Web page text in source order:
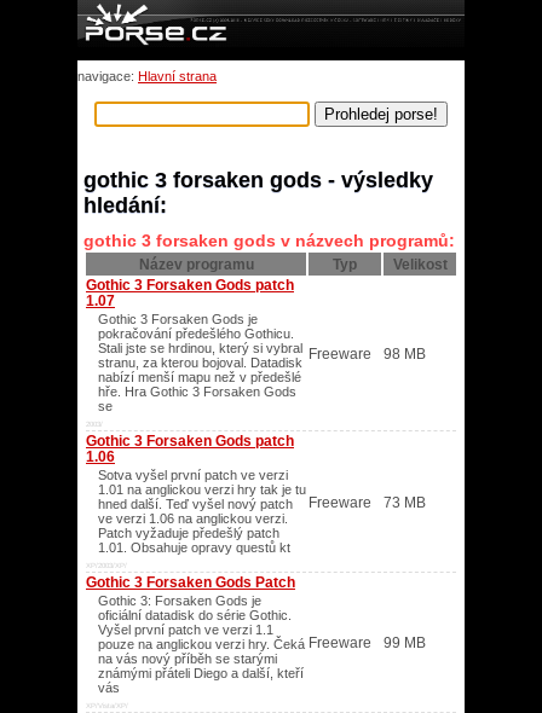
navigace: Hlavní strana
gothic 3 forsaken gods - výsledky
hledání:
gothic 3 forsaken gods v názvech programů:
Název programu Typ
Velikost
Gothic 3 Forsaken Gods patch
1.07
Gothic 3 Forsaken Gods je
pokračování předešlého Gothicu.
Stali jste se hrdinou, který si vybral
stranu, za kterou bojoval. Datadisk
nabízí menší mapu než v předešlé
hře. Hra Gothic 3 Forsaken Gods
se
2003/
Freeware 98 MB
Gothic 3 Forsaken Gods patch
1.06
Sotva vyšel první patch ve verzi
1.01 na anglickou verzi hry tak je tu
hned další. Teď vyšel nový patch
ve verzi 1.06 na anglickou verzi.
Patch vyžaduje předešlý patch
1.01. Obsahuje opravy questů kt
XP/2003/XP/
Freeware 73 MB
Gothic 3 Forsaken Gods Patch
Gothic 3: Forsaken Gods je
oficiální datadisk do série Gothic.
Vyšel první patch ve verzi 1.1
pouze na anglickou verzi hry. Čeká
na vás nový příběh se starými
známými přáteli Diego a další, kteří
vás
XP/Vista/XP/
Freeware 99 MB